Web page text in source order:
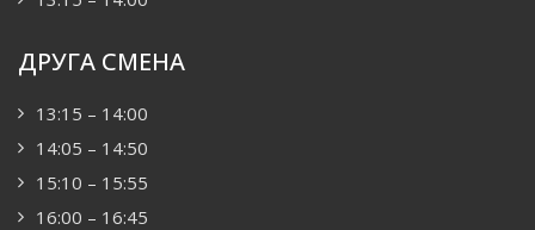
ДРУГА СМЕНА
13:15 – 14:00
14:05 – 14:50
15:10 – 15:55
16:00 – 16:45